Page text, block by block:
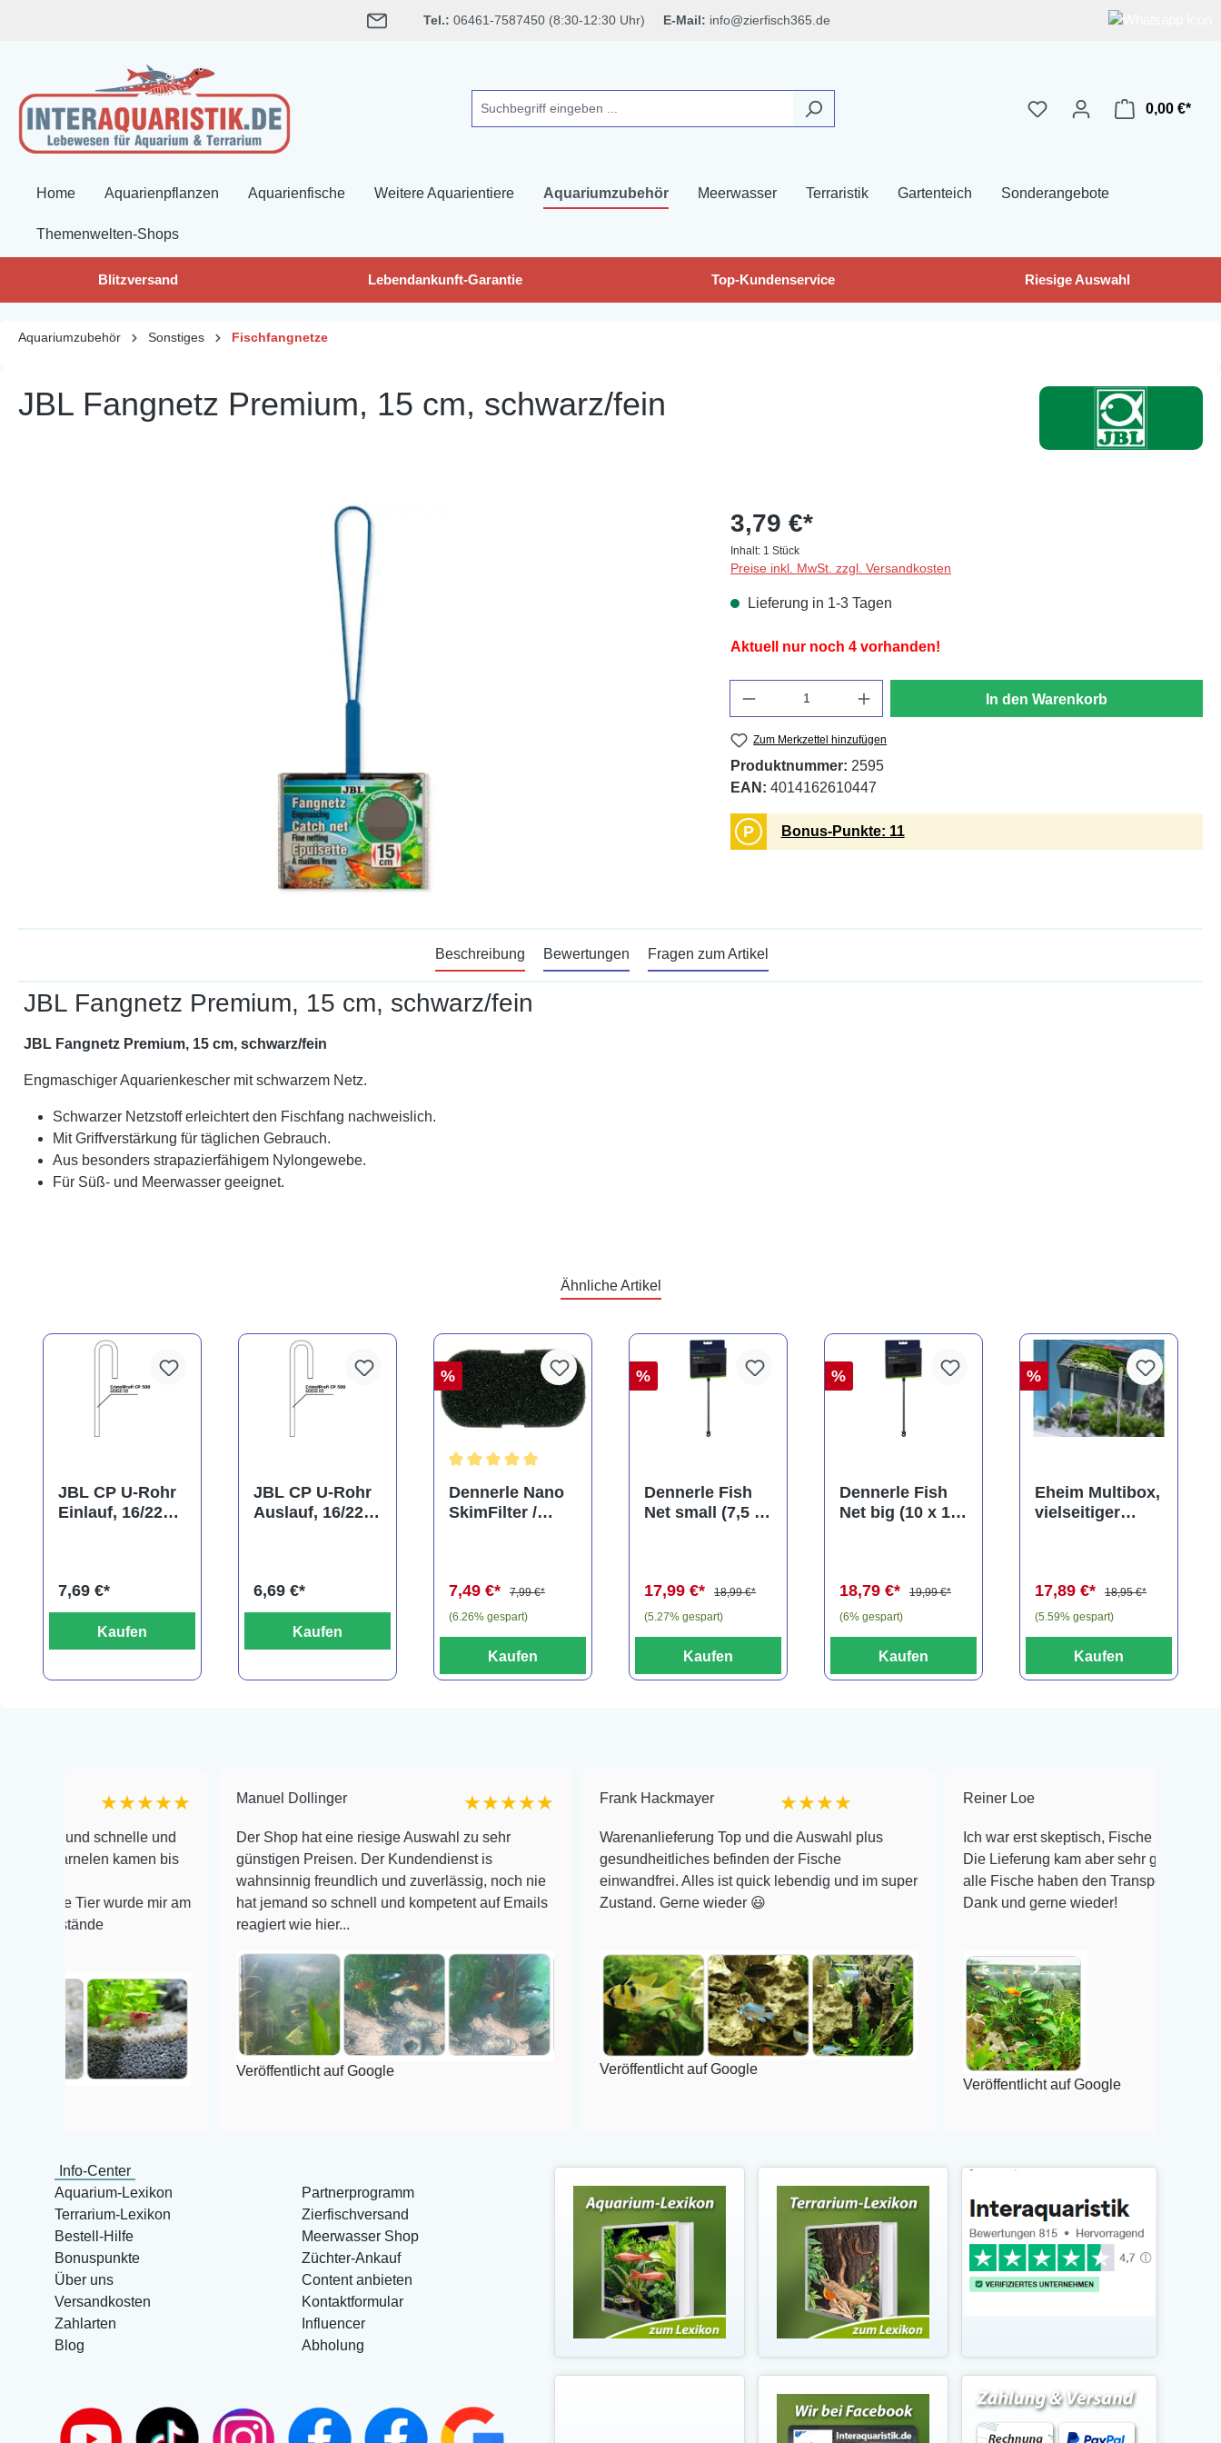
Tel.: 06461-7587450 (8:30-12:30 Uhr) E-Mail: info@zierfisch365.de
0,00 €*
Home Aquarienpflanzen Aquarienfische Weitere Aquarientiere Aquariumzubehör Meerwasser Terraristik Gartenteich Sonderangebote
Themenwelten-Shops
Blitzversand Lebendankunft-Garantie Top-Kundenservice Riesige Auswahl
Aquariumzubehör Sonstiges Fischfangnetze
JBL Fangnetz Premium, 15 cm, schwarz/fein
3,79 €*
Inhalt: 1 Stück
Preise inkl. MwSt. zzgl. Versandkosten
Lieferung in 1-3 Tagen
Aktuell nur noch 4 vorhanden!
In den Warenkorb
Zum Merkzettel hinzufügen
Produktnummer: 2595
EAN: 4014162610447
P Bonus-Punkte: 11
Beschreibung Bewertungen Fragen zum Artikel
JBL Fangnetz Premium, 15 cm, schwarz/fein
JBL Fangnetz Premium, 15 cm, schwarz/fein
Engmaschiger Aquarienkescher mit schwarzem Netz.
Schwarzer Netzstoff erleichtert den Fischfang nachweislich.
Mit Griffverstärkung für täglichen Gebrauch.
Aus besonders strapazierfähigem Nylongewebe.
Für Süß- und Meerwasser geeignet.
Ähnliche Artikel
JBL CP U-Rohr
Einlauf, 16/22
7,69 €*
Kaufen
JBL CP U-Rohr
Auslauf, 16/22
6,69 €*
Kaufen
%
Dennerle Nano
SkimFilter /
7,49 €*
7,99 €*
(6.26% gespart)
Kaufen
%
Dennerle Fish
Net small (7,5 x
17,99 €*
18,99 €*
(5.27% gespart)
Kaufen
%
Dennerle Fish
Net big (10 x 13
18,79 €*
19,99 €*
(6% gespart)
Kaufen
%
Eheim Multibox,
vielseitiger
17,89 €*
18,95 €*
(5.59% gespart)
Kaufen
★★★★★
und schnelle und
kamen bis
Tier wurde mir am
Manuel Dollinger ★★★★★
Der Shop hat eine riesige Auswahl zu sehr
günstigen Preisen. Der Kundendienst is
wahnsinnig freundlich und zuverlässig, noch nie
hat jemand so schnell und kompetent auf Emails
reagiert wie hier...
Veröffentlicht auf Google
Frank Hackmayer ★★★★
Warenanlieferung Top und die Auswahl plus
gesundheitliches befinden der Fische
einwandfrei. Alles ist quick lebendig und im super
Zustand. Gerne wieder 😃
Veröffentlicht auf Google
Reiner Loe
Ich war erst skeptisch, Fische online zu
Die Lieferung kam aber sehr gut verpackt an und
alle Fische haben den Transport überlebt!
Dank und gerne wieder!
Veröffentlicht auf Google
Info-Center
Aquarium-Lexikon
Terrarium-Lexikon
Bestell-Hilfe
Bonuspunkte
Über uns
Versandkosten
Zahlarten
Blog
Partnerprogramm
Zierfischversand
Meerwasser Shop
Züchter-Ankauf
Content anbieten
Kontaktformular
Influencer
Abholung